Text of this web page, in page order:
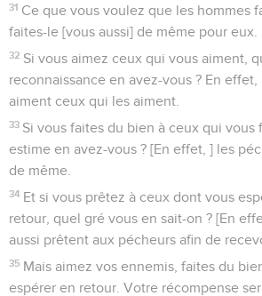
31 Ce que vous voulez que les hommes
faites-le [vous aussi] de même pour eux.
32 Si vous aimez ceux qui vous aiment,
reconnaissance en avez-vous ? En effet,
aiment ceux qui les aiment.
33 Si vous faites du bien à ceux qui
estime en avez-vous ? [En effet, ] les
de même.
34 Et si vous prêtez à ceux dont vous
retour, quel gré vous en sait-on ? [En
aussi prêtent aux pécheurs afin de
35 Mais aimez vos ennemis, faites du
espérer en retour. Votre récompense